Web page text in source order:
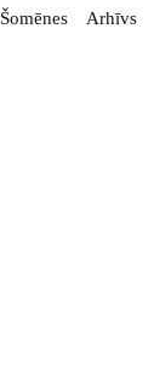
Šomēnes Arhīvs